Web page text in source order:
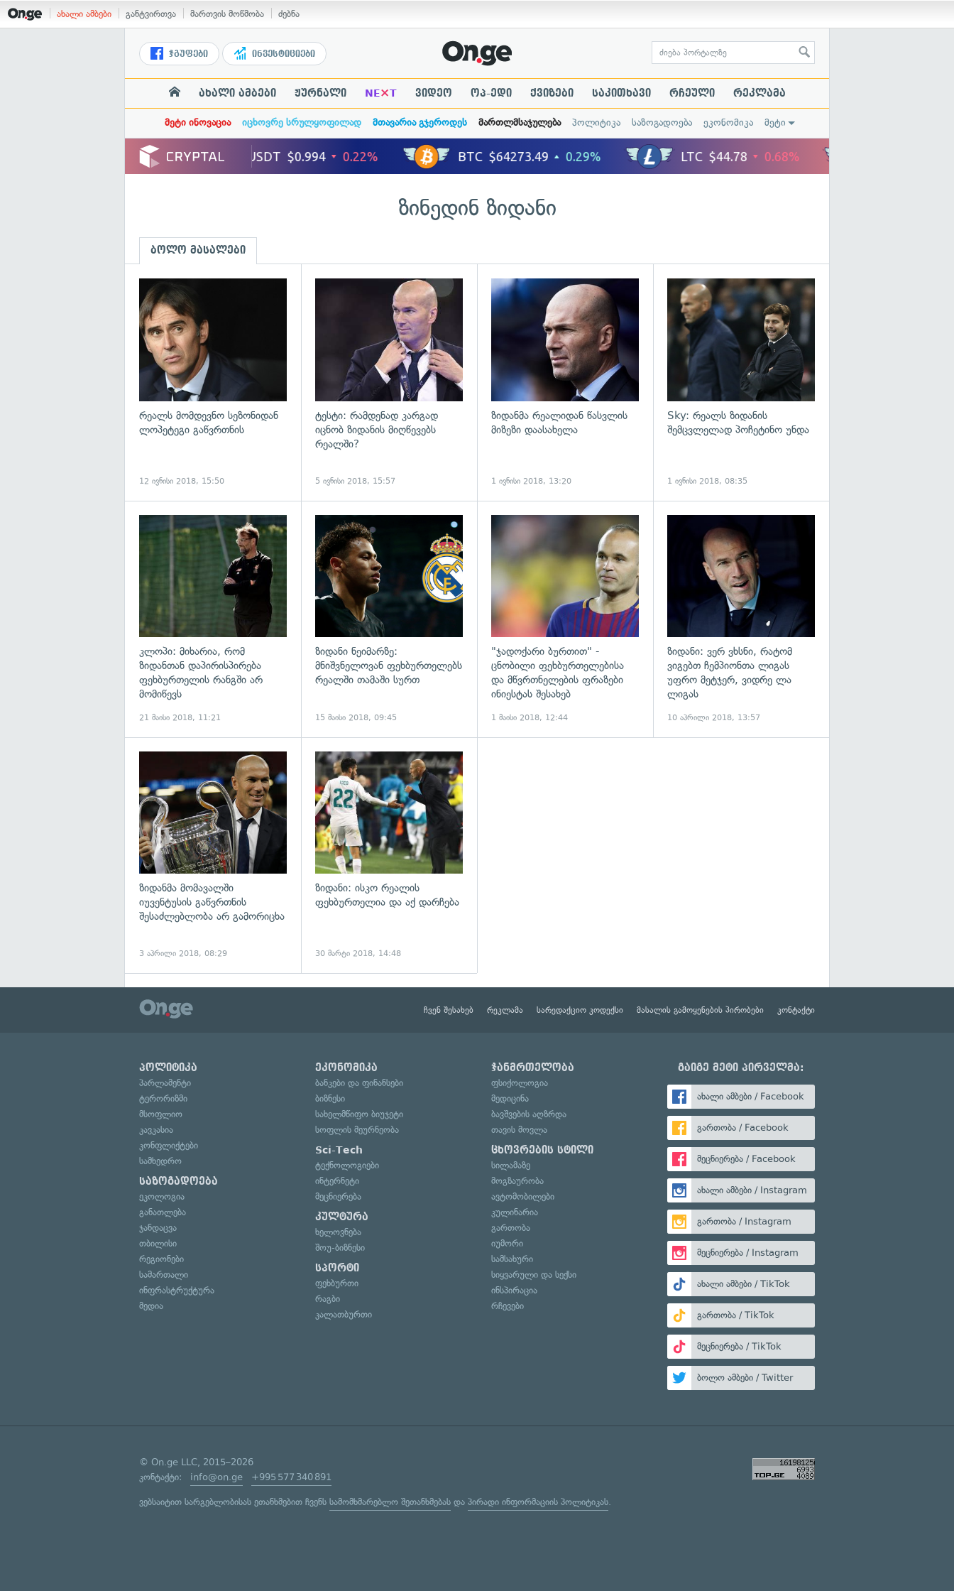
ახალი ამბები განტვირთვა მართვის მოწმობა ძებნა
ჯგუფები ინვესტიციები
ახალი ამბები ჟურნალი NE×T ვიდეო ოპ-ედი ქვიზები საკითხავი რჩეული რეკლამა
მეტი ინოვაცია იცხოვრე სრულყოფილად მთავარია გჯეროდეს მართლმსაჯულება პოლიტიკა საზოგადოება ეკონომიკა მეტი
ზინედინ ზიდანი
ბოლო მასალები
რეალს მომდევნო სეზონიდან
ლოპეტეგი გაწვრთნის
12 ივნისი 2018, 15:50
ტესტი: რამდენად კარგად
იცნობ ზიდანის მიღწევებს
რეალში?
5 ივნისი 2018, 15:57
გადახედვა
ზიდანმა რეალიდან წასვლის
მიზეზი დაასახელა
1 ივნისი 2018, 13:20
Sky: რეალს ზიდანის
შემცვლელად პოჩეტინო უნდა
1 ივნისი 2018, 08:35
გადახედვა
კლოპი: მიხარია, რომ
ზიდანთან დაპირისპირება
ფეხბურთელის რანგში არ
მომიწევს
21 მაისი 2018, 11:21
ზიდანი ნეიმარზე:
მნიშვნელოვან ფეხბურთელებს
რეალში თამაში სურთ
15 მაისი 2018, 09:45
"ჯადოქარი ბურთით" -
ცნობილი ფეხბურთელებისა
და მწვრთნელების ფრაზები
ინიესტას შესახებ
1 მაისი 2018, 12:44
ზიდანი: ვერ ვხსნი, რატომ
ვიგებთ ჩემპიონთა ლიგას
უფრო მეტჯერ, ვიდრე ლა
ლიგას
10 აპრილი 2018, 13:57
გადახედვა
ზიდანმა მომავალში
იუვენტუსის გაწვრთნის
შესაძლებლობა არ გამორიცხა
3 აპრილი 2018, 08:29
ზიდანი: ისკო რეალის
ფეხბურთელია და აქ დარჩება
30 მარტი 2018, 14:48
ჩვენ შესახებ რეკლამა სარედაქციო კოდექსი მასალის გამოყენების პირობები კონტაქტი
პოლიტიკა
პარლამენტი
ტერორიზმი
მსოფლიო
კავკასია
კონფლიქტები
სამხედრო
საზოგადოება
ეკოლოგია
განათლება
ჯანდაცვა
თბილისი
რეგიონები
სამართალი
ინფრასტრუქტურა
მედია
ეკონომიკა
ბანკები და ფინანსები
ბიზნესი
სახელმწიფო ბიუჯეტი
სოფლის მეურნეობა
Sci-Tech
ტექნოლოგიები
ინტერნეტი
მეცნიერება
კულტურა
ხელოვნება
შოუ-ბიზნესი
სპორტი
ფეხბურთი
რაგბი
კალათბურთი
ჯანმრთელობა
ფსიქოლოგია
მედიცინა
ბავშვების აღზრდა
თავის მოვლა
ცხოვრების სტილი
სილამაზე
მოგზაურობა
ავტომობილები
კულინარია
გართობა
იუმორი
სამსახური
სიყვარული და სექსი
ინსპირაცია
რჩევები
გაიგე მეტი პირველმა:
ახალი ამბები / Facebook
გართობა / Facebook
მეცნიერება / Facebook
ახალი ამბები / Instagram
გართობა / Instagram
მეცნიერება / Instagram
ახალი ამბები / TikTok
გართობა / TikTok
მეცნიერება / TikTok
ბოლო ამბები / Twitter
© On.ge LLC, 2015–2026
კონტაქტი: info@on.ge +995 577 340 891
ვებსაიტით სარგებლობისას ეთანხმებით ჩვენს სამომხმარებლო შეთანხმებას და პირადი ინფორმაციის პოლიტიკას.